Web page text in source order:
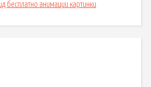
бесплатно анимации картинки